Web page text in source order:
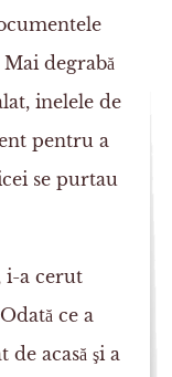
degrabă
inelele de
pentru a
se purtau
i-a cerut
ce a
acasă şi a